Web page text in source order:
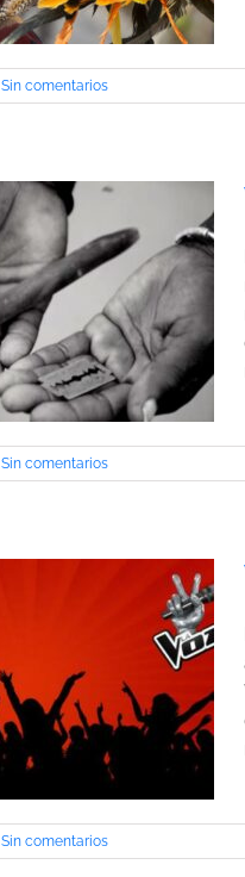
Sin comentarios
Sin comentarios
Sin comentarios